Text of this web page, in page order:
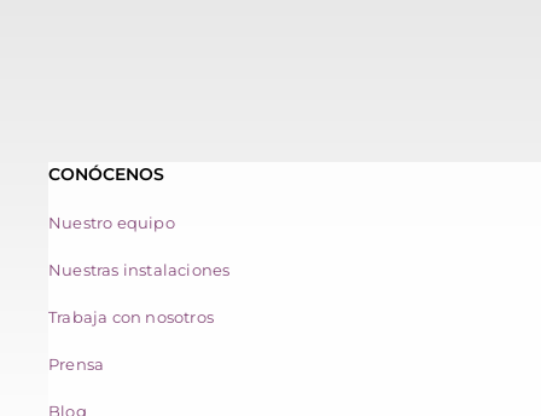
CONÓCENOS
Nuestro equipo
Nuestras instalaciones
Trabaja con nosotros
Prensa
Blog